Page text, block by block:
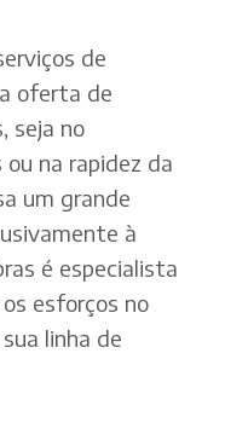
de
oferta de
seja no
na rapidez da
um grande
à
é especialista
esforços no
linha de